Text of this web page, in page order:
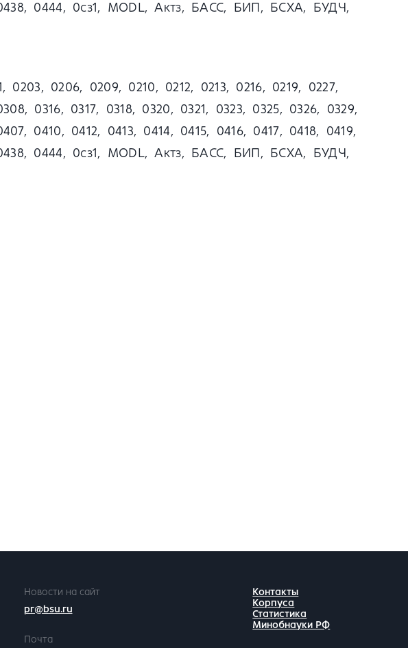
0444, 0сз1, MODL, Актз, БАСС, БИП, БСХА, БУДЧ,
0203, 0206, 0209, 0210, 0212, 0213, 0216, 0219, 0227,
0316, 0317, 0318, 0320, 0321, 0323, 0325, 0326, 0329,
0410, 0412, 0413, 0414, 0415, 0416, 0417, 0418, 0419,
0444, 0сз1, MODL, Актз, БАСС, БИП, БСХА, БУДЧ,
Новости на сайт
pr@bsu.ru
Почта
Контакты
Корпуса
Статистика
Минобнауки РФ